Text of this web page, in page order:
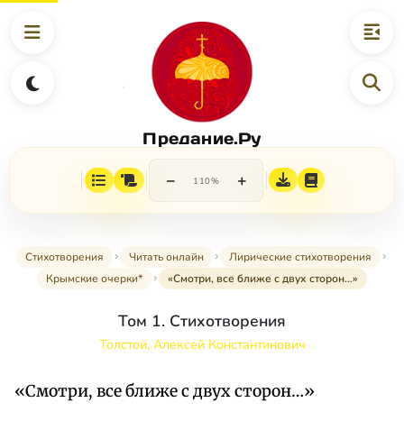
Предание.Ру
− 110% +
Стихотворения Читать онлайн
Лирические стихотворения
Крымские очерки*
«Смотри, все ближе с двух сторон…»
Том 1. Стихотворения
Толстой, Алексей Константинович
«Смотри, все ближе с двух сторон…»